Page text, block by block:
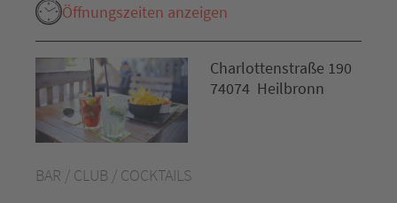
Öffnungszeiten anzeigen
BAR / CLUB / COCKTAILS
Charlottenstraße 190
74074 Heilbronn